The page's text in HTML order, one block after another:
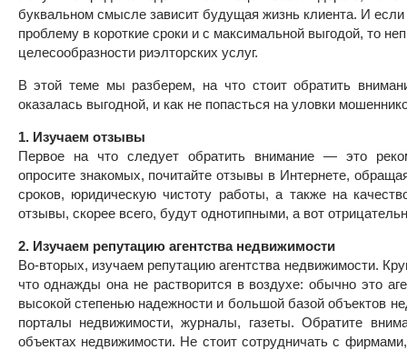
буквальном смысле зависит будущая жизнь клиента. И
проблему в короткие сроки и с максимальной выгодой, то
целесообразности риэлторских услуг.
В этой теме мы разберем, на что стоит обратить
оказалась выгодной, и как не попасться на уловки
1. Изучаем отзывы
Первое на что следует обратить внимание — это
опросите знакомых, почитайте отзывы в Интернете,
сроков, юридическую чистоту работы, а также на
отзывы, скорее всего, будут однотипными, а вот
2. Изучаем репутацию агентства недвижимости
Во-вторых, изучаем репутацию агентства недвижимости.
что однажды она не растворится в воздухе: обычно это
высокой степенью надежности и большой базой объектов
порталы недвижимости, журналы, газеты. Обратите
объектах недвижимости. Не стоит сотрудничать с